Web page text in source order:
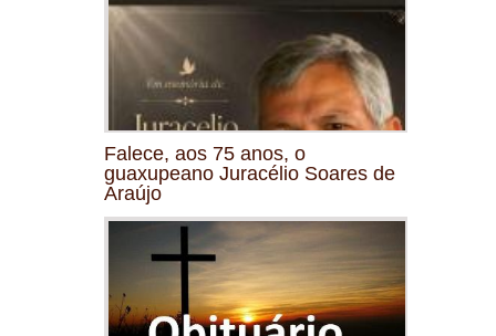
Falece, aos 75 anos, o
guaxupeano Juracélio Soares de
Araújo